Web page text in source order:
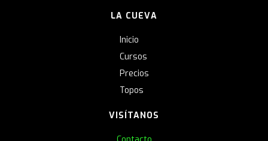
LA CUEVA
Inicio
Cursos
Precios
Topos
VISÍTANOS